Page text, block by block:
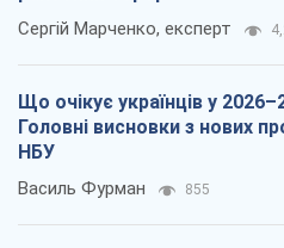
Сергій Марченко, експерт
Що очікує українців у
Головні висновки з нових
НБУ
Василь Фурман 855